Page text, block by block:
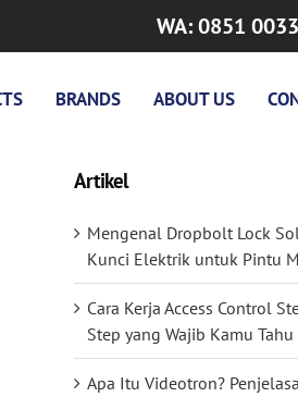
WA: 0851
BRANDS ABOUT US
Artikel
Mengenal Dropbolt Lock
Kunci Elektrik untuk Pintu
Cara Kerja Access Control
Step yang Wajib Kamu Tahu
Apa Itu Videotron?